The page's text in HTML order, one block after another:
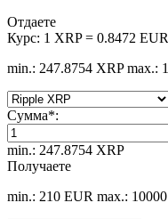
Отдаете
Курс: 1 XRP = 0.8472 EUR
min.: 247.8754 XRP max.:
Сумма*:
min.: 247.8754 XRP
Получаете
min.: 210 EUR max.: